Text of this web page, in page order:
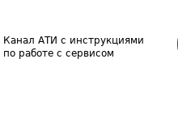
Канал АТИ с инструкциями
по работе с сервисом